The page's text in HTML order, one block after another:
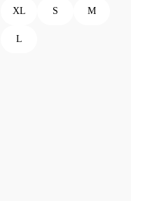
XL S M
L